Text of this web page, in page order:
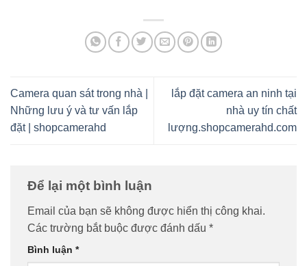
Camera quan sát trong nhà |
Những lưu ý và tư vấn lắp
đặt | shopcamerahd
lắp đặt camera an ninh tại
nhà uy tín chất
lượng.shopcamerahd.com
Để lại một bình luận
Email của bạn sẽ không được hiển thị công khai.
Các trường bắt buộc được đánh dấu *
Bình luận *